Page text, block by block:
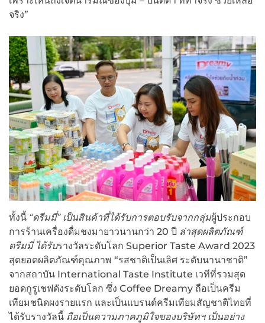
จริง”
ทั้งนี้ “ดรีมมี่” เป็นสินค้าที่ได้รับการตอบรับจากกลุ่มผู้ประกอบ
การร้านเครื่องดื่มชงมายาวนานกว่า 20 ปี ล่าสุดผลิตภัณฑ์
ดรีมมี่ ได้รับรางวัลระดับโลก Superior Taste Award 2023
สุดยอดผลิตภัณฑ์คุณภาพ “รสชาติเป็นเลิศ ระดับนานาชาติ”
จากสถาบัน International Taste Institute เวทีที่รวมสุด
ยอดกูรูเชฟดังระดับโลก ซึ่ง Coffee Dreamy ถือเป็นครีม
เทียมชนิดผงรายแรก และเป็นแบรนด์ครีมเทียมสัญชาติไทยที่
ได้รับรางวัลนี้ ถือเป็นความภาคภูมิใจของบริษัทฯ เป็นอย่าง